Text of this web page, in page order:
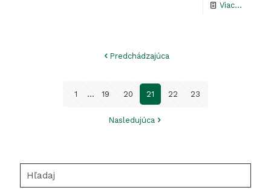
Viac...
Predchádzajúca
1 ... 19 20 21 22 23
Nasledujúca